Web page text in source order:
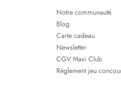
Notre communauté
Blog
Carte cadeau
Newsletter
CGV Maxi Club
Règlement jeu